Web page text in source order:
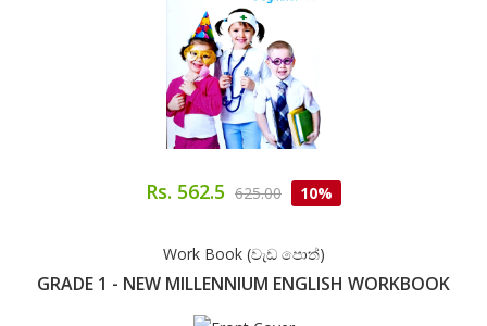
Rs. 562.5 625.00 10%
Work Book (වැඩ පොත්)
GRADE 1 - NEW MILLENNIUM ENGLISH WORKBOOK